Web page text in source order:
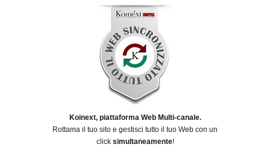
Koinext, piattaforma Web Multi-canale.
Rottama il tuo sito e gestisci tutto il tuo Web con un
click simultaneamente!